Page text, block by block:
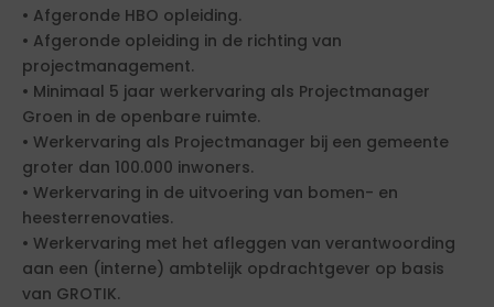
• Afgeronde HBO opleiding.
• Afgeronde opleiding in de richting van
projectmanagement.
• Minimaal 5 jaar werkervaring als Projectmanager
Groen in de openbare ruimte.
• Werkervaring als Projectmanager bij een gemeente
groter dan 100.000 inwoners.
• Werkervaring in de uitvoering van bomen- en
heesterrenovaties.
• Werkervaring met het afleggen van verantwoording
aan een (interne) ambtelijk opdrachtgever op basis
van GROTIK.